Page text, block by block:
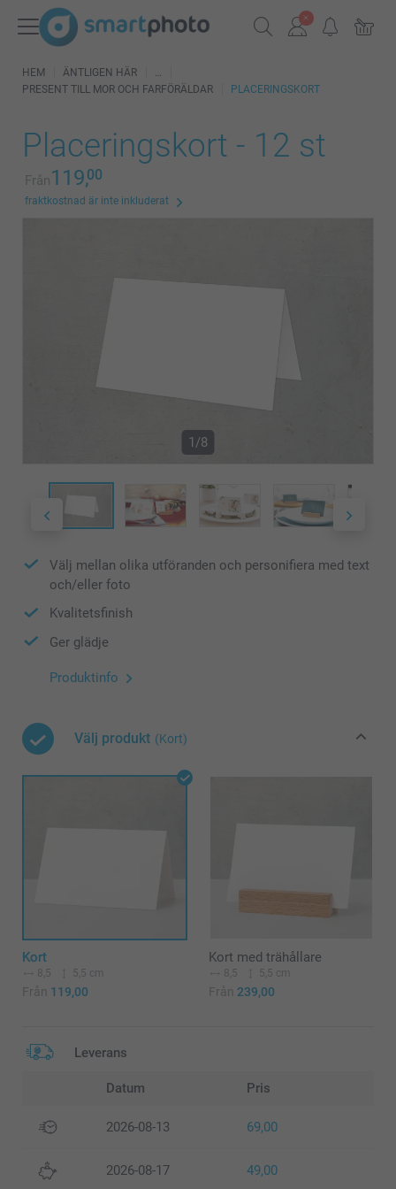
HEM
ÄNTLIGEN HÄR
PRESENT TILL MOR OCH FARFÖRÄLDAR
PLACERINGSKORT
Placeringskort - 12 st
Från119,00
fraktkostnad är inte inkluderat
1/8
Välj mellan olika utföranden och personifiera med text
och/eller foto
Kvalitetsfinish
Ger glädje
Produktinfo
Välj produkt (Kort)
Kort
8,5 5,5 cm
Från 119,00
Kort med trähållare
8,5 5,5 cm
Från 239,00
Leverans
Datum Pris
2026-08-13 69,00
2026-08-17 49,00